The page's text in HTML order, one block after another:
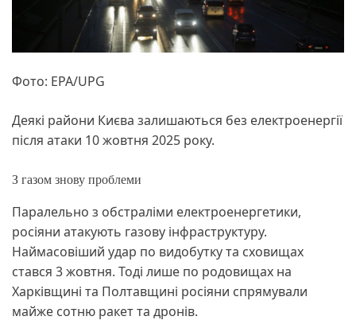
Фото: EPA/UPG
Деякі райони Києва залишаються без електроенергії
після атаки 10 жовтня 2025 року.
З газом знову проблеми
Паралельно з обстраліми електроенергетики,
росіяни атакують газову інфраструктуру.
Наймасовіший удар по видобутку та сховищах
стався 3 жовтня. Тоді лише по родовищах на
Харківщині та Полтавщині росіяни спрямували
майже сотню ракет та дронів.